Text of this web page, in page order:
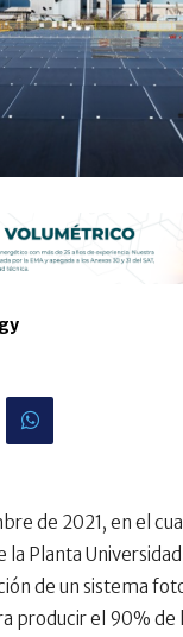
de 2021, en el
Planta
de un sistema
producir el 90% de